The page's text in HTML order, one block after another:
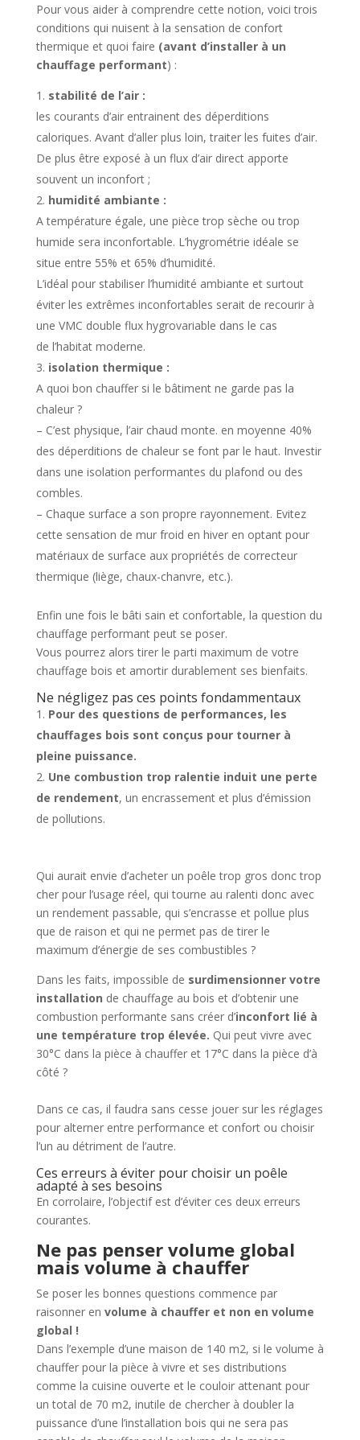
Pour vous aider à comprendre cette notion, voici trois
conditions qui nuisent à la sensation de confort
thermique et quoi faire (avant d’installer à un
chauffage performant) :
stabilité de l’air :
les courants d’air entrainent des déperditions
caloriques. Avant d’aller plus loin, traiter les fuites d’air.
De plus être exposé à un flux d’air direct apporte
souvent un inconfort ;
humidité ambiante :
A température égale, une pièce trop sèche ou trop
humide sera inconfortable. L’hygrométrie idéale se
situe entre 55% et 65% d’humidité.
L’idéal pour stabiliser l’humidité ambiante et surtout
éviter les extrêmes inconfortables serait de recourir à
une VMC double flux hygrovariable dans le cas
de l’habitat moderne.
isolation thermique :
A quoi bon chauffer si le bâtiment ne garde pas la
chaleur ?
– C’est physique, l’air chaud monte. en moyenne 40%
des déperditions de chaleur se font par le haut. Investir
dans une isolation performantes du plafond ou des
combles.
– Chaque surface a son propre rayonnement. Evitez
cette sensation de mur froid en hiver en optant pour
matériaux de surface aux propriétés de correcteur
thermique (liège, chaux-chanvre, etc.).
Enfin une fois le bâti sain et confortable, la question du
chauffage performant peut se poser.
Vous pourrez alors tirer le parti maximum de votre
chauffage bois et amortir durablement ses bienfaits.
Ne négligez pas ces points fondammentaux
Pour des questions de performances, les
chauffages bois sont conçus pour tourner à
pleine puissance.
Une combustion trop ralentie induit une perte
de rendement, un encrassement et plus d’émission
de pollutions.
Qui aurait envie d’acheter un poêle trop gros donc trop
cher pour l’usage réel, qui tourne au ralenti donc avec
un rendement passable, qui s’encrasse et pollue plus
que de raison et qui ne permet pas de tirer le
maximum d’énergie de ses combustibles ?
Dans les faits, impossible de surdimensionner votre
installation de chauffage au bois et d’obtenir une
combustion performante sans créer d’inconfort lié à
une température trop élevée. Qui peut vivre avec
30°C dans la pièce à chauffer et 17°C dans la pièce d’à
côté ?
Dans ce cas, il faudra sans cesse jouer sur les réglages
pour alterner entre performance et confort ou choisir
l’un au détriment de l’autre.
Ces erreurs à éviter pour choisir un poêle
adapté à ses besoins
En corrolaire, l’objectif est d’éviter ces deux erreurs
courantes.
Ne pas penser volume global
mais volume à chauffer
Se poser les bonnes questions commence par
raisonner en volume à chauffer et non en volume
global !
Dans l’exemple d’une maison de 140 m2, si le volume à
chauffer pour la pièce à vivre et ses distributions
comme la cuisine ouverte et le couloir attenant pour
un total de 70 m2, inutile de chercher à doubler la
puissance d’une l’installation bois qui ne sera pas